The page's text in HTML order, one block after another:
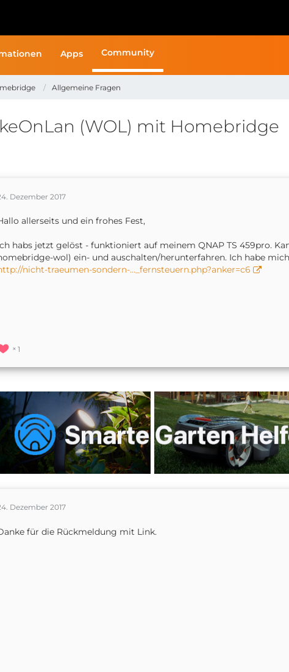
Apps Community
Allgemeine Fragen
(WOL) mit Homebridge
Dezember 2017
allerseits und ein frohes Fest,
habs jetzt gelöst - funktioniert auf meinem QNAP TS 459pro.
wol) ein- und auschalten/herunterfahren. Ich habe
nicht-traeumen-sondern-…_fernsteuern.php?anker=c6
1
Dezember 2017
für die Rückmeldung mit Link.